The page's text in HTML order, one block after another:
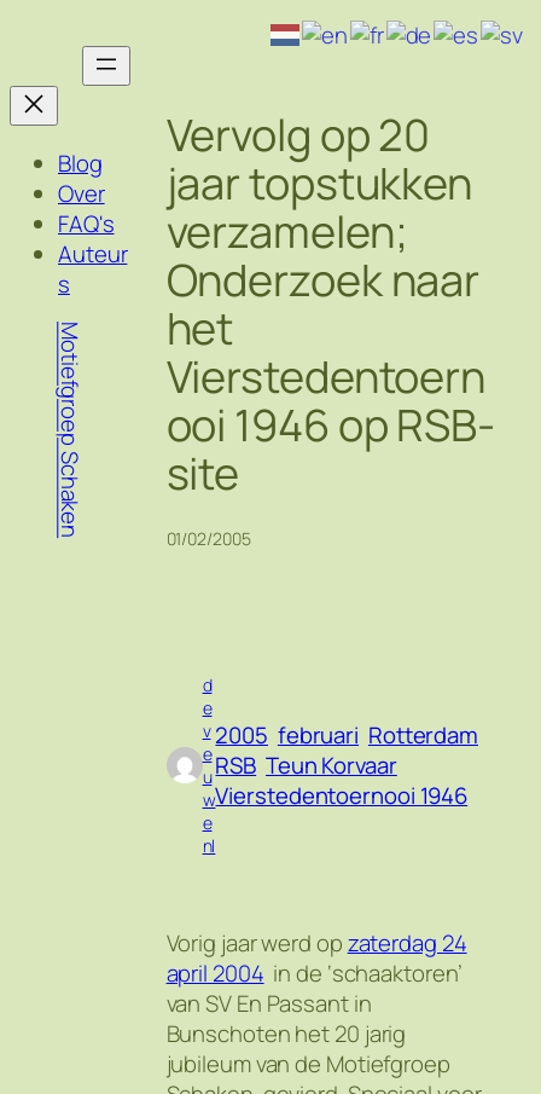
de
inhoud
Blog
Over
FAQ's
Auteur
s
Motiefgroep Schaken
Vervolg op 20
jaar topstukken
verzamelen;
Onderzoek naar
het
Vierstedentoern
ooi 1946 op RSB-
site
01/02/2005
d
e
v
e
u
w
e
nl
2005 februari Rotterdam
RSB Teun Korvaar
Vierstedentoernooi 1946
Vorig jaar werd opzaterdag 24
april 2004 in de ‘schaaktoren’
van SV En Passant in
Bunschoten het 20 jarig
jubileum van de Motiefgroep